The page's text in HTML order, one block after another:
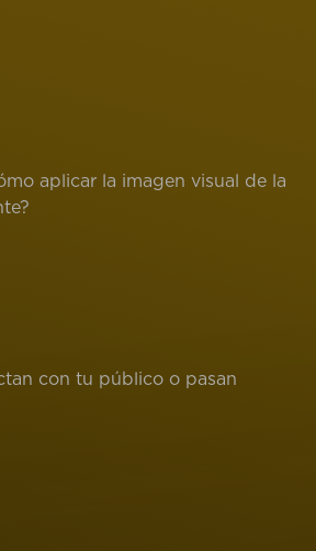
aplicar la imagen visual de la
con tu público o pasan